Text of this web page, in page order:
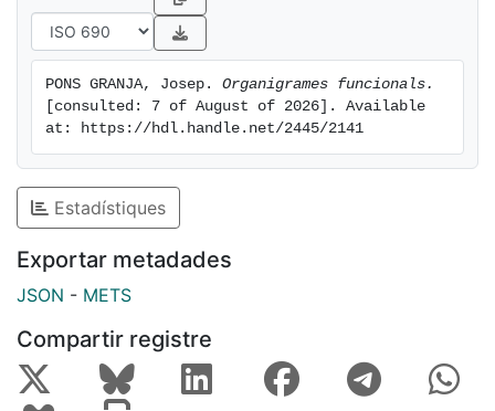
funcional i estructura triangular bàsica, serà molt difícil
que els nostres estudiants siguin capaços de fer
organigrames més o menys correctes.
PONS GRANJA, Josep. Organigrames funcionals.
[consulted: 7 of August of 2026]. Available
at: https://hdl.handle.net/2445/2141
Estadístiques
Exportar metadades
JSON - METS
Compartir registre